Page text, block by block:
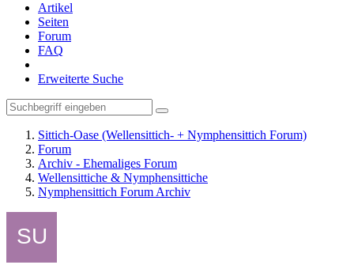
Artikel
Seiten
Forum
FAQ
Erweiterte Suche
Sittich-Oase (Wellensittich- + Nymphensittich Forum)
Forum
Archiv - Ehemaliges Forum
Wellensittiche & Nymphensittiche
Nymphensittich Forum Archiv